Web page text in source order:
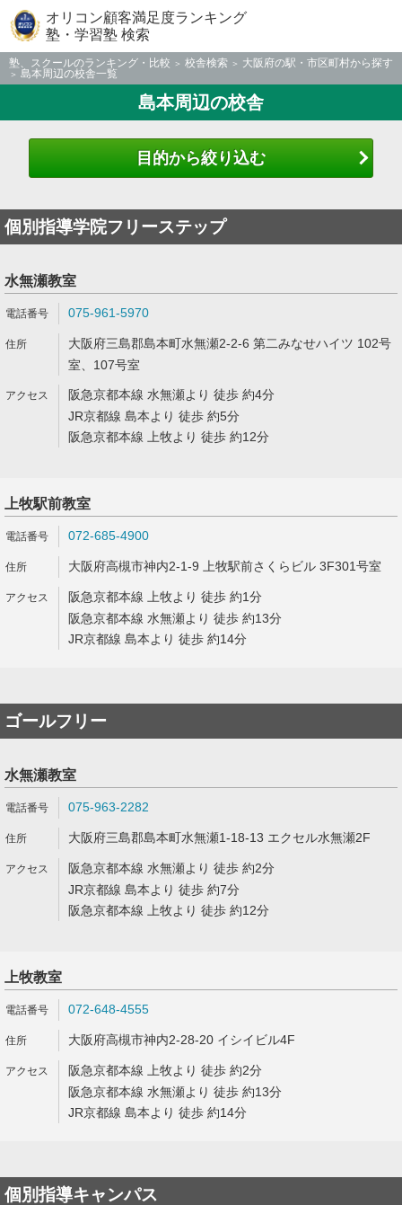
オリコン顧客満足度ランキング
塾・学習塾 検索
塾、スクールのランキング・比較 校舎検索
大阪府の駅・市区町村から探す
島本周辺の校舎一覧
島本周辺の校舎
目的から絞り込む
個別指導学院フリーステップ
水無瀬教室
075-961-5970
大阪府三島郡島本町水無瀬2-2-6 第二みなせハイツ 102号
室、107号室
阪急京都本線 水無瀬より 徒歩 約4分
JR京都線 島本より 徒歩 約5分
阪急京都本線 上牧より 徒歩 約12分
上牧駅前教室
072-685-4900
大阪府高槻市神内2-1-9 上牧駅前さくらビル 3F301号室
阪急京都本線 上牧より 徒歩 約1分
阪急京都本線 水無瀬より 徒歩 約13分
JR京都線 島本より 徒歩 約14分
ゴールフリー
水無瀬教室
075-963-2282
大阪府三島郡島本町水無瀬1-18-13 エクセル水無瀬2F
阪急京都本線 水無瀬より 徒歩 約2分
JR京都線 島本より 徒歩 約7分
阪急京都本線 上牧より 徒歩 約12分
上牧教室
072-648-4555
大阪府高槻市神内2-28-20 イシイビル4F
阪急京都本線 上牧より 徒歩 約2分
阪急京都本線 水無瀬より 徒歩 約13分
JR京都線 島本より 徒歩 約14分
個別指導キャンパス